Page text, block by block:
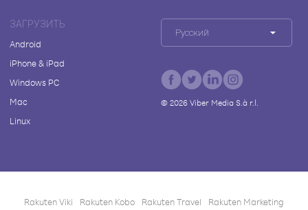
ЗАГРУЗИТЬ
Android
iPhone & iPad
Windows PC
Mac
Linux
Русский
© 2026Viber Media S.à r.l.
Rakuten Viki Rakuten Kobo Rakuten Travel Rakuten Marketing